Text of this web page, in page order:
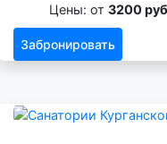
Цены: от 3200
Забронировать